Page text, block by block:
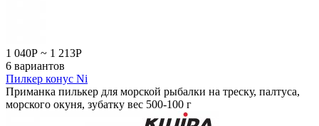
1 040Р ~ 1 213Р
6 вариантов
Пилкер конус Ni
Приманка пилькер для морской рыбалки на треску, палтуса,
морского окуня, зубатку вес 500-100 г